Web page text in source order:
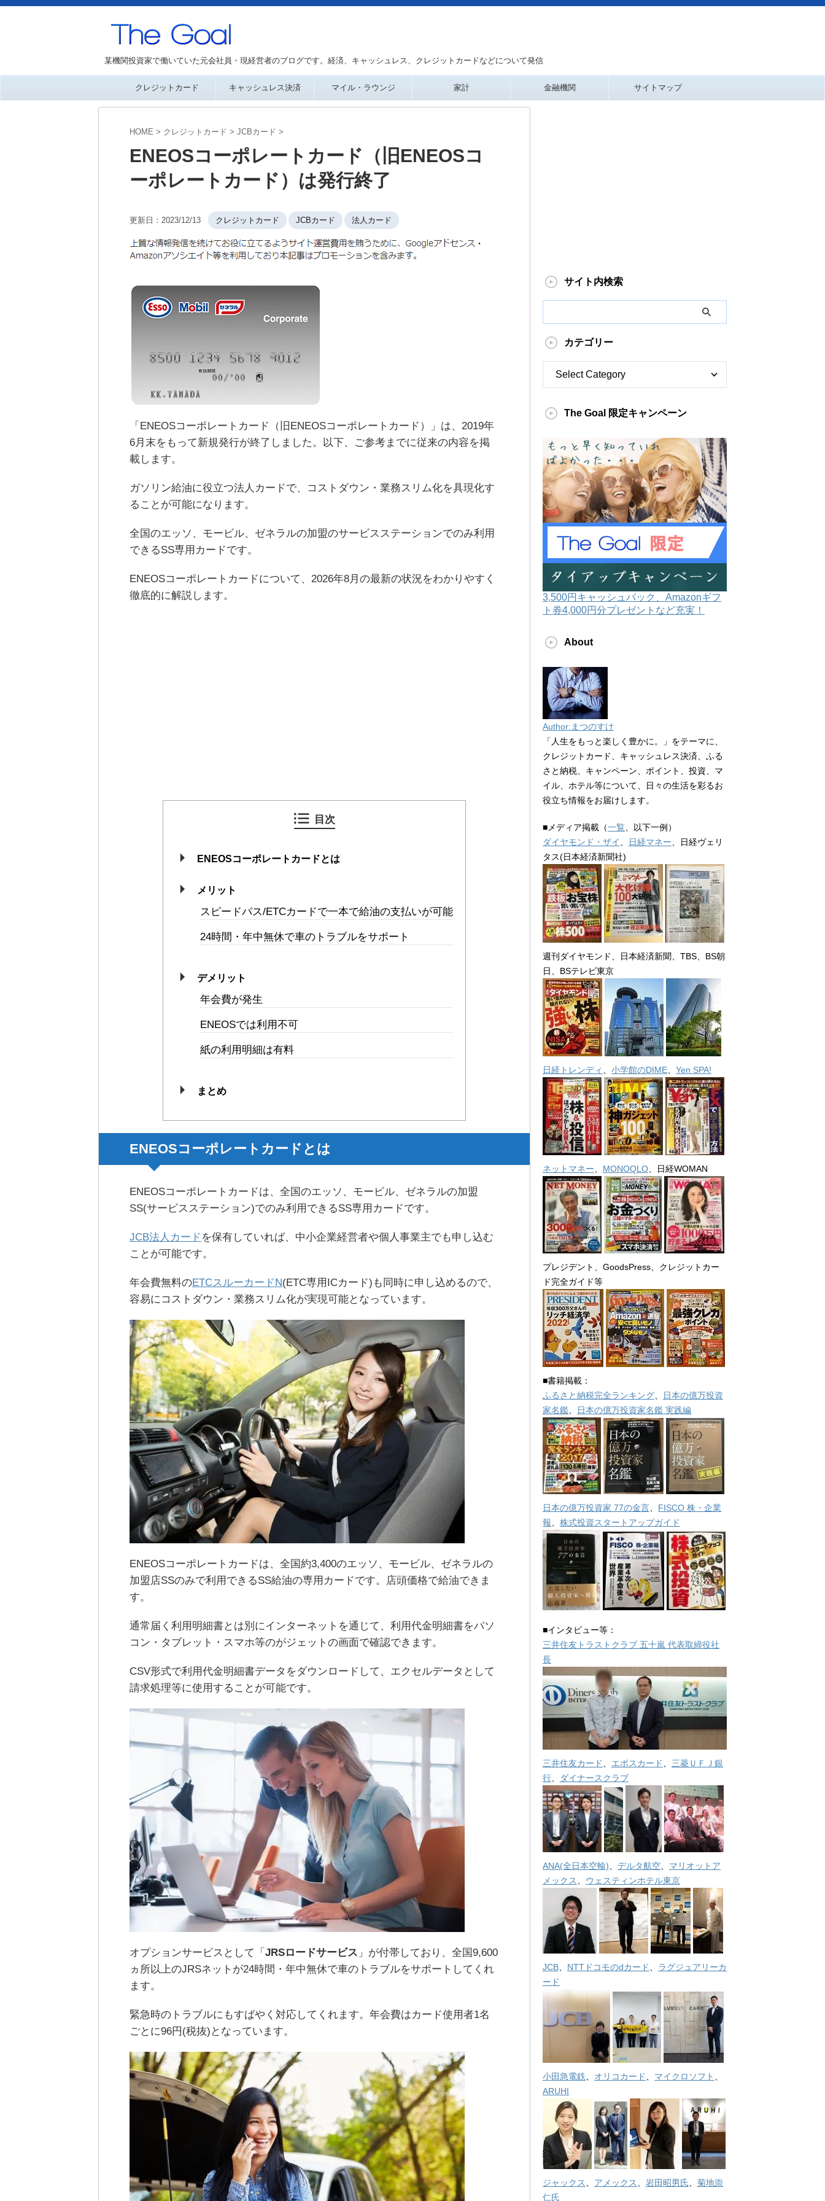
某機関投資家で働いていた元会社員・現経営者のブログです。経済、キャッシュレス、クレジットカードなどについて発信
クレジットカード キャッシュレス決済 マイル・ラウンジ 家計 金融機関 サイトマップ
HOME > クレジットカード > JCBカード >
ENEOSコーポレートカード（旧ENEOSコ
ーポレートカード）は発行終了
更新日： 2023/12/13 クレジットカード JCBカード 法人カード
「ENEOSコーポレートカード（旧ENEOSコーポレートカード）」は、2019年
6月末をもって新規発行が終了しました。以下、ご参考までに従来の内容を掲
載します。
ガソリン給油に役立つ法人カードで、コストダウン・業務スリム化を具現化す
ることが可能になります。
全国のエッソ、モービル、ゼネラルの加盟のサービスステーションでのみ利用
できるSS専用カードです。
ENEOSコーポレートカードについて、2026年8月の最新の状況をわかりやすく
徹底的に解説します。
目次
ENEOSコーポレートカードとは
メリット
スピードパス/ETCカードで一本で給油の支払いが可能
24時間・年中無休で車のトラブルをサポート
デメリット
年会費が発生
ENEOSでは利用不可
紙の利用明細は有料
まとめ
ENEOSコーポレートカードとは
ENEOSコーポレートカードは、全国のエッソ、モービル、ゼネラルの加盟
SS(サービスステーション)でのみ利用できるSS専用カードです。
JCB法人カード を保有していれば、中小企業経営者や個人事業主でも申し込む
ことが可能です。
年会費無料のETCスルーカードN(ETC専用ICカード)も同時に申し込めるので、
容易にコストダウン・業務スリム化が実現可能となっています。
ENEOSコーポレートカードは、全国約3,400のエッソ、モービル、ゼネラルの
加盟店SSのみで利用できるSS給油の専用カードです。店頭価格で給油できま
す。
通常届く利用明細書とは別にインターネットを通じて、利用代金明細書をパソ
コン・タブレット・スマホ等のがジェットの画面で確認できます。
CSV形式で利用代金明細書データをダウンロードして、エクセルデータとして
請求処理等に使用することが可能です。
オプションサービスとして「 JRSロードサービス 」が付帯しており、全国9,600
ヵ所以上のJRSネットが24時間・年中無休で車のトラブルをサポートしてくれ
ます。
緊急時のトラブルにもすばやく対応してくれます。年会費はカード使用者1名
ごとに96円(税抜)となっています。
サイト内検索
カテゴリー
The Goal 限定キャンペーン
3,500円キャッシュバック、Amazonギフ
ト券4,000円分プレゼントなど充実！
About
Author:まつのすけ
「人生をもっと楽しく豊かに。」をテーマに、
クレジットカード、キャッシュレス決済、ふる
さと納税、キャンペーン、ポイント、投資、マ
イル、ホテル等について、日々の生活を彩るお
役立ち情報をお届けします。
■メディア掲載（一覧 、以下一例）
ダイヤモンド・ザイ
日経マネー 、日経ヴェリ
タス(日本経済新聞社)
週刊ダイヤモンド、日本経済新聞、TBS、BS朝
日、BSテレビ東京
日経トレンディ 小学館のDIME Yen SPA!
ネットマネー MONOQLO 、日経WOMAN
プレジデント、GoodsPress、クレジットカー
ド完全ガイド等
■書籍掲載：
ふるさと納税完全ランキング、
日本の億万投資
家名鑑、 日本の億万投資家名鑑 実践編
日本の億万投資家 77の金言、 FISCO 株・企業
報、 株式投資スタートアップガイド
■インタビュー等：
三井住友トラストクラブ 五十嵐 代表取締役社
長
三井住友カード エポスカード
三菱ＵＦＪ銀
行
ダイナースクラブ
ANA(全日本空輸) デルタ航空
マリオットア
メックス
ウェスティンホテル東京
JCB NTTドコモのdカード
ラグジュアリーカ
ード
小田急電鉄 オリコカード マイクロソフト
ARUHI
ジャックス アメックス 岩田昭男氏
菊地崇
仁氏